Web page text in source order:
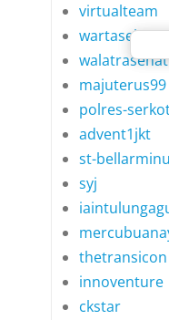
virtualteam
wartasehat
majuterus99
polres-
advent1jkt
st-
syj
thetransicon
innoventure
ckstar